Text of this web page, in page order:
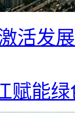
活发
赋能